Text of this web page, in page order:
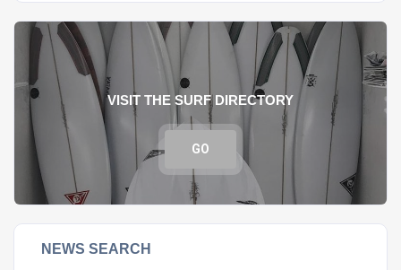
VISIT THE SURF DIRECTORY
GO
NEWS SEARCH